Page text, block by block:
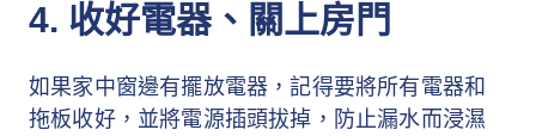
4. 收好電器、關上房門
如果家中窗邊有擺放電器，記得要將所有電器和
拖板收好，並將電源插頭拔掉，防止漏水而浸濕